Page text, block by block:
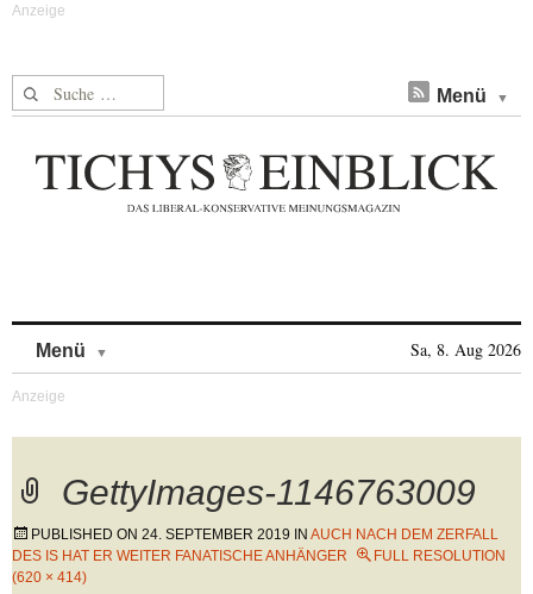
Suche nach: Menü
Menü Sa, 8. Aug 2026
GettyImages-1146763009
PUBLISHED ON 24. SEPTEMBER 2019 IN AUCH NACH DEM ZERFALL
DES IS HAT ER WEITER FANATISCHE ANHÄNGER
FULL RESOLUTION
(620 × 414)